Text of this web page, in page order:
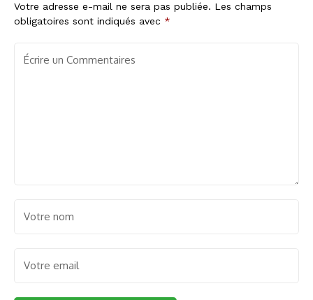
Votre adresse e-mail ne sera pas publiée. Les champs
obligatoires sont indiqués avec *